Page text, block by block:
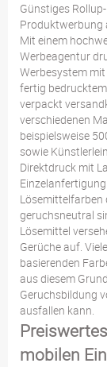
Günstiges
Produktwerbung
Mit einem
Werbeagentur
Werbesystem
fertig
verpackt
verschiedenen
beispielsweise
sowie
Direktdruck mit
Lösemittelfarben
geruchsneutral
Lösemittel
Gerüche auf.
basierenden
aus diesem
Geruchsbildung
ausfallen kann.
mobilen